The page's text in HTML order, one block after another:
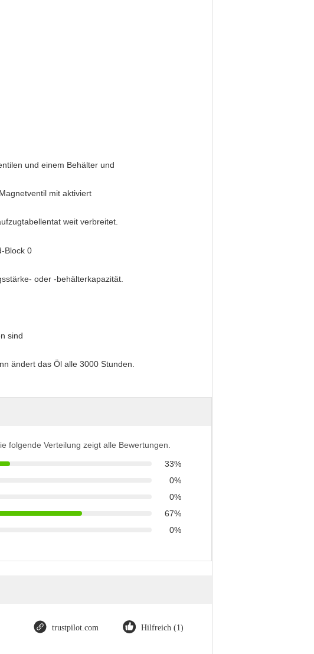
und einem Behälter und
mit aktiviert
weit verbreitet.
oder -behälterkapazität.
sind
ändert das Öl alle 3000 Stunden.
folgende Verteilung zeigt alle Bewertungen.
33%
0%
0%
67%
0%
trustpilot.com Hilfreich (1)